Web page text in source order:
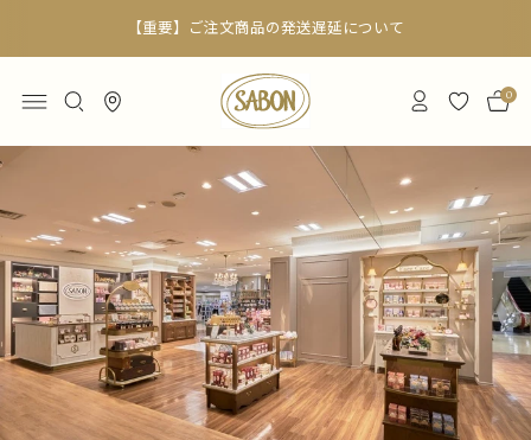
【重要】ご注文商品の発送遅延について
0